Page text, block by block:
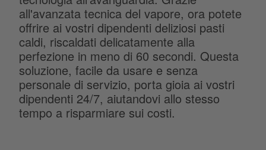
all'avanzata tecnica del vapore, ora potete
offrire ai vostri dipendenti deliziosi pasti
caldi, riscaldati delicatamente alla
perfezione in meno di 60 secondi. Questa
soluzione, facile da usare e senza
personale di servizio, porta gioia ai vostri
dipendenti 24/7, aiutandovi allo stesso
tempo a risparmiare sui costi.